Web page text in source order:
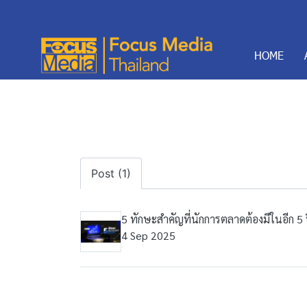
HOME
Post (1)
5 ทักษะสำคัญที่นักการตลาดต้องมีในอีก
4 Sep 2025